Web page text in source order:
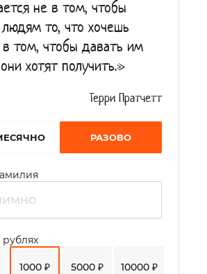
не в том, чтобы
то, что хочешь
в том, чтобы давать им
хотят получить.»
Терри Пратчетт
РАЗОВО
1000 ₽ 5000 ₽ 10000 ₽